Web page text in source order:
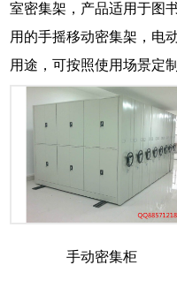
室密集架，产品适用于图
用的手摇移动密集架，电
用途，可按照使用场景定
手动密集柜